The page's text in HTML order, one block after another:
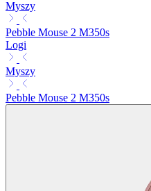
Myszy
Pebble Mouse 2 M350s
Logi
Myszy
Pebble Mouse 2 M350s